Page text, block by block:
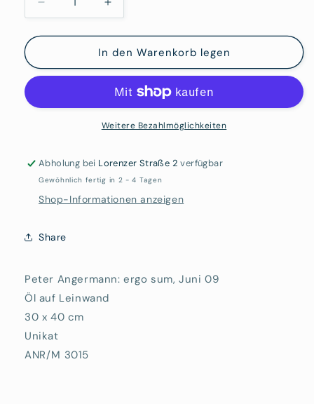
Verringere
die
Menge
Peter
sum
Erhöhe
die
Menge
für
Peter
Angermann:
ergo
sum
In den Warenkorb legen
Weitere Bezahlmöglichkeiten
Abholung bei Lorenzer Straße 2 verfügbar
Gewöhnlich fertig in 2 - 4 Tagen
Shop-Informationen anzeigen
Share
Peter Angermann: ergo sum, Juni 09
Öl auf Leinwand
30 x 40 cm
Unikat
ANR/M 3015